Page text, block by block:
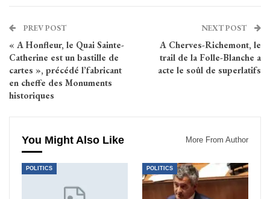
PREV POST
« A Honfleur, le Quai Sainte-
Catherine est un bastille de
cartes », précédé l’fabricant
en cheffe des Monuments
historiques
NEXT POST
A Cherves-Richemont, le
trail de la Folle-Blanche a
acte le soûl de superlatifs
You Might Also Like More From Author
POLITICS POLITICS